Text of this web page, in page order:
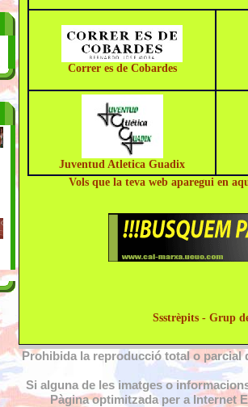
Correr es de Cobardes
Juventud Atletica Guadix
Vols que la teva web aparegui en
Ssstrèpits - Grup
Prohibida la reproducció total o parcial
Si alguna de les imatges o
Pàgina optimitzada per a Internet